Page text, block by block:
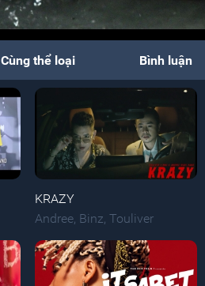
Cùng thể loại Bình luận
KRAZY
Andree, Binz Touliver